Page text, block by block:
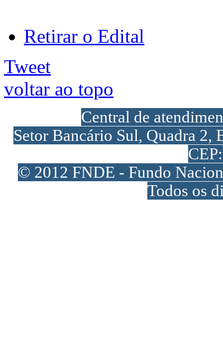
Retirar o Edital
Tweet
voltar ao topo
Central de
Setor Bancário Sul, Quadra
© 2012 FNDE - Fundo
Todos os